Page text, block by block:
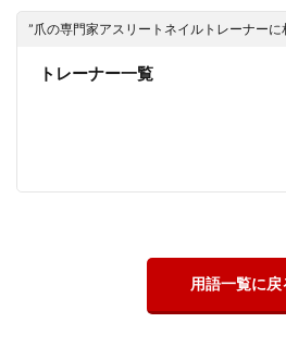
”爪の専門家アスリートネイルトレーナーに
トレーナー一覧
用語一覧に戻